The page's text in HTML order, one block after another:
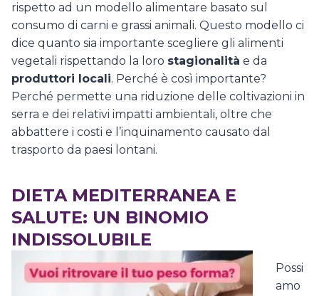
rispetto ad un modello alimentare basato sul
consumo di carni e grassi animali. Questo modello ci
dice quanto sia importante scegliere gli alimenti
vegetali rispettando la loro stagionalità e da
produttori locali. Perché è così importante?
Perché permette una riduzione delle coltivazioni in
serra e dei relativi impatti ambientali, oltre che
abbattere i costi e l’inquinamento causato dal
trasporto da paesi lontani.
DIETA MEDITERRANEA E
SALUTE: UN BINOMIO
INDISSOLUBILE
Possi
amo